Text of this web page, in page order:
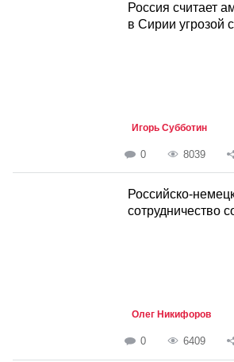
Россия считает
в Сирии угрозой
Игорь Субботин
0 8039
Российско-
сотрудничество
Олег Никифоров
0 6409